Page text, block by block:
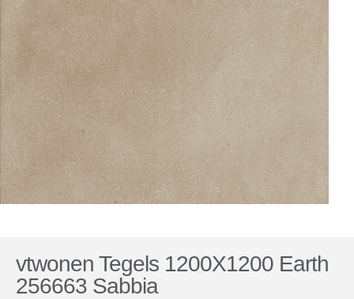
vtwonen Tegels 1200X1200 Earth
256663 Sabbia